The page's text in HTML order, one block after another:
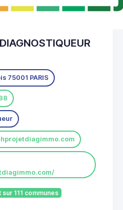
75001 PARIS
sur 111 communes